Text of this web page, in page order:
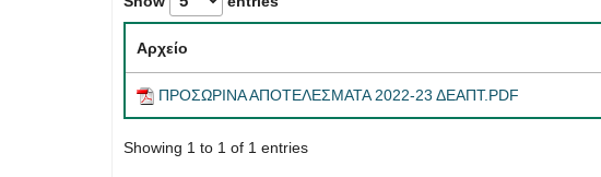
Αρχείο
ΠΡΟΣΩΡΙΝΑ ΑΠΟΤΕΛΕΣΜΑΤΑ 2022-23 ΔΕΑΠΤ.PDF
Showing 1 to 1 of 1 entries